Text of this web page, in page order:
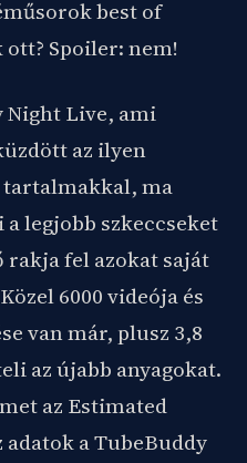
best of
Spoiler: nem!
Night Live, ami
az ilyen
ma
a legjobb szkeccseket
rakja fel azokat saját
6000 videója és
van már, plusz 3,8
az újabb anyagokat.
az Estimated
a TubeBuddy